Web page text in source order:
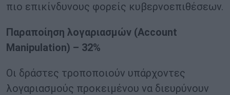
πιο επικίνδυνους φορείς κυβερνοεπιθέσεων.
Παραποίηση λογαριασμών (Account
Manipulation) – 32%
Οι δράστες τροποποιούν υπάρχοντες
λογαριασμούς προκειμένου να διευρύνουν